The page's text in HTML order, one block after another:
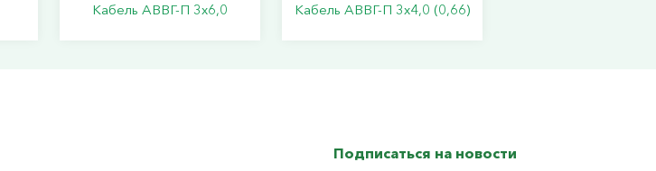
Кабель АВВГ-П 3х6,0 Кабель АВВГ-П 3х4,0 (0,66)
Подписаться на новости